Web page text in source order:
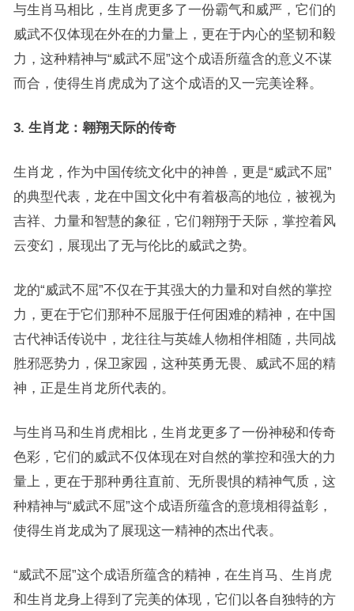
与生肖马相比，生肖虎更多了一份霸气和威严，它们的
威武不仅体现在外在的力量上，更在于内心的坚韧和毅
力，这种精神与“威武不屈”这个成语所蕴含的意义不谋
而合，使得生肖虎成为了这个成语的又一完美诠释。
3. 生肖龙：翱翔天际的传奇
生肖龙，作为中国传统文化中的神兽，更是“威武不屈”
的典型代表，龙在中国文化中有着极高的地位，被视为
吉祥、力量和智慧的象征，它们翱翔于天际，掌控着风
云变幻，展现出了无与伦比的威武之势。
龙的“威武不屈”不仅在于其强大的力量和对自然的掌控
力，更在于它们那种不屈服于任何困难的精神，在中国
古代神话传说中，龙往往与英雄人物相伴相随，共同战
胜邪恶势力，保卫家园，这种英勇无畏、威武不屈的精
神，正是生肖龙所代表的。
与生肖马和生肖虎相比，生肖龙更多了一份神秘和传奇
色彩，它们的威武不仅体现在对自然的掌控和强大的力
量上，更在于那种勇往直前、无所畏惧的精神气质，这
种精神与“威武不屈”这个成语所蕴含的意境相得益彰，
使得生肖龙成为了展现这一精神的杰出代表。
“威武不屈”这个成语所蕴含的精神，在生肖马、生肖虎
和生肖龙身上得到了完美的体现，它们以各自独特的方